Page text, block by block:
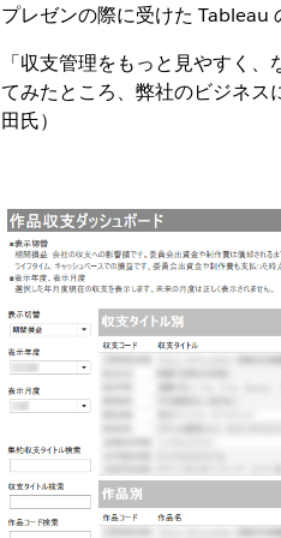
プレゼンの際に受けた Tableau
「収支管理をもっと見やすく
てみたところ、弊社のビジネ
田氏）